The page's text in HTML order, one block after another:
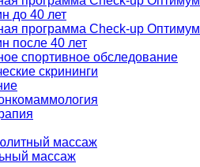
до 40 лет
программа Check-up Оптимум
после 40 лет
спортивное обследование
скрининги
массаж
массаж